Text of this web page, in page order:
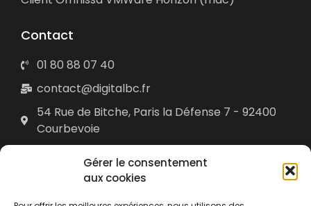
Gérer le consentement
aux cookies
Contact
01 80 88 07 40
contact@digitalbc.fr
54 Rue de Bitche, Paris la Défense 7 - 92400
Courbevoie
Digital Boost Consulting © 2025 • Tous droits réservés •
mentions légales • Plan du site